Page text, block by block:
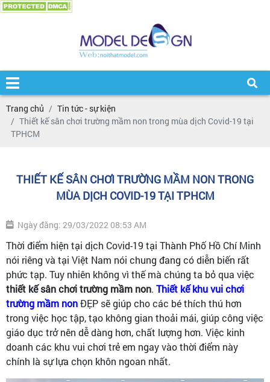
Trang chủ
Tin tức - sự kiện
Thiết kế sân chơi trường mầm non trong mùa dịch Covid-19 tại
TPHCM
THIẾT KẾ SÂN CHƠI TRƯỜNG MẦM NON TRONG
MÙA DỊCH COVID-19 TẠI TPHCM
Ngày đăng: 29/03/2022 08:53 AM
Thời điểm hiện tại dịch Covid-19 tại Thành Phố Hồ Chí Minh
nói riêng và tại Việt Nam nói chung đang có diễn biến rất
phức tạp. Tuy nhiên không vì thế mà chúng ta bỏ qua việc
thiết kế sân chơi trường mầm non. Thiết kế khu vui chơi
trường mầm nonĐẸP sẽ giúp cho các bé thích thú hơn
trong việc học tập, tạo không gian thoải mái, giúp công việc
giáo dục trở nên dễ dàng hơn, chất lượng hơn. Việc kinh
doanh các khu vui chơi trẻ em ngay vào thời điểm này
chính là sự lựa chọn khôn ngoan nhất.